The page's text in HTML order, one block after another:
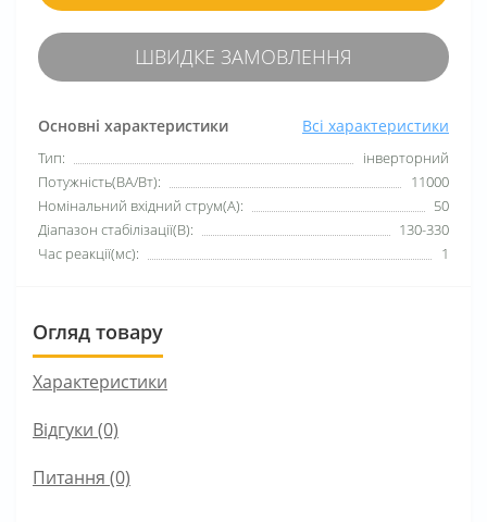
Основні характеристики Всі характеристики
Тип:
інверторний
Потужність(ВА/Вт):
11000
Номінальний вхідний струм(А):
50
Діапазон стабілізації(В):
130-330
Час реакції(мс):
1
ШВИДКЕ ЗАМОВЛЕННЯ
Огляд товару
Характеристики
Відгуки (0)
Питання (0)